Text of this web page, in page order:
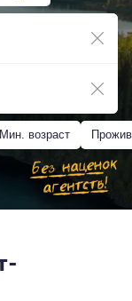
Мин. возраст